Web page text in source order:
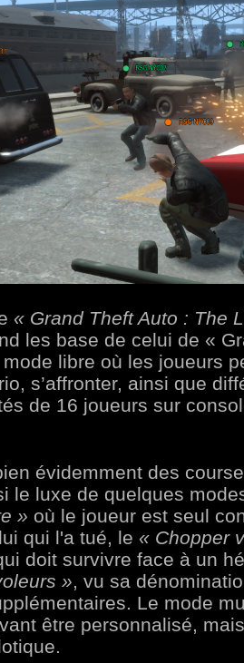
« Grand Theft Auto : The
les base de celui de «
mode libre où les joueurs
s’affronter, ainsi que
de 16 joueurs sur
évidemment des
le luxe de quelques
» où le joueur est seul
qui l'a tué, le « Chopper
doit survivre face à un
», vu sa
Le mode
être personnalisé,